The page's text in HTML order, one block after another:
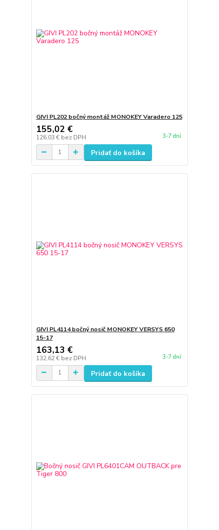
GIVI PL202 bočný montáž MONOKEY Varadero 125
155,02 €
126,03 € bez DPH 3-7 dní
Pridať do košíka
GIVI PL4114 bočný nosič MONOKEY VERSYS 650
15-17
163,13 €
132,62 € bez DPH 3-7 dní
Pridať do košíka